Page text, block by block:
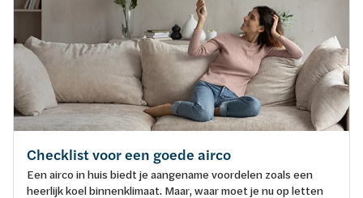
Checklist voor een goede airco
Een airco in huis biedt je aangename voordelen zoals een
heerlijk koel binnenklimaat. Maar, waar moet je nu op letten